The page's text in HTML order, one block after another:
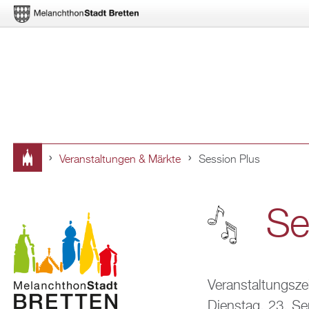
hier
Ver­an­stal­tun­gen & Märk­te Ses­si­on Plus
Diens­tag, 23.